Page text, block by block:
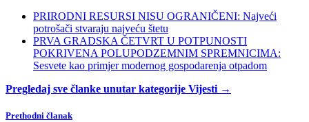
PRIRODNI RESURSI NISU OGRANIČENI: Najveći
potrošači stvaraju najveću štetu
PRVA GRADSKA ČETVRT U POTPUNOSTI
POKRIVENA POLUPODZEMNIM SPREMNICIMA:
Sesvete kao primjer modernog gospodarenja otpadom
Pregledaj sve članke unutar kategorije Vijesti →
Prethodni članak